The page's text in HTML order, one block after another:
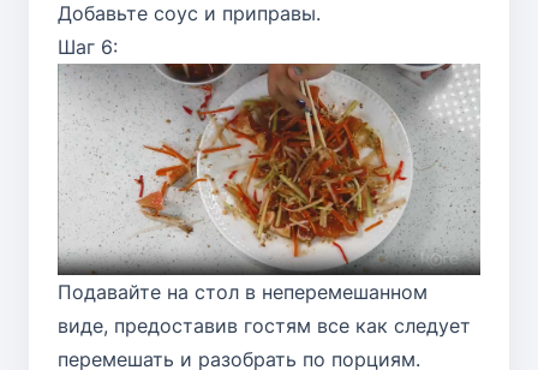
Добавьте соус и приправы.
Шаг 6:
Подавайте на стол в неперемешанном
виде, предоставив гостям все как следует
перемешать и разобрать по порциям.